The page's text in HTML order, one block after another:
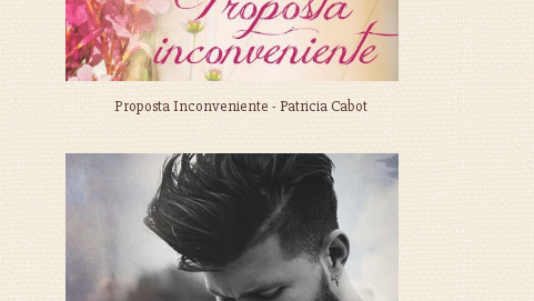
Proposta Inconveniente - Patricia Cabot